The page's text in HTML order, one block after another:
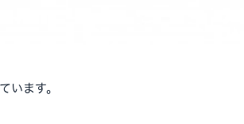
います。